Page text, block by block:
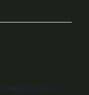
alanlar *